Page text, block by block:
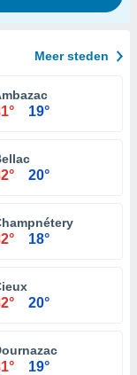
Meer steden
19°
20°
18°
20°
19°